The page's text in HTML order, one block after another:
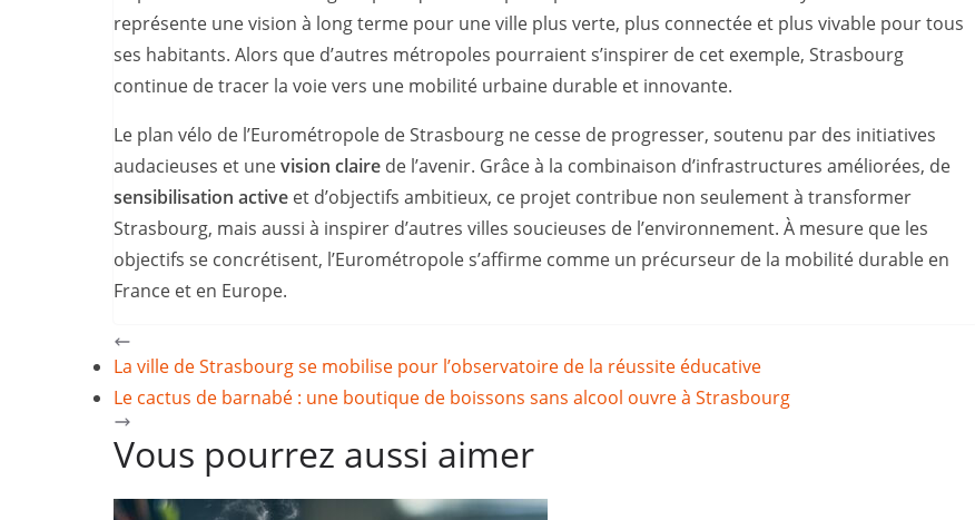
représente une vision à long terme pour une ville plus verte, plus connectée et plus vivable pour tous
ses habitants. Alors que d’autres métropoles pourraient s’inspirer de cet exemple, Strasbourg
continue de tracer la voie vers une mobilité urbaine durable et innovante.
Le plan vélo de l’Eurométropole de Strasbourg ne cesse de progresser, soutenu par des initiatives
audacieuses et unevision claire de l’avenir. Grâce à la combinaison d’infrastructures améliorées, de
sensibilisation active et d’objectifs ambitieux, ce projet contribue non seulement à transformer
Strasbourg, mais aussi à inspirer d’autres villes soucieuses de l’environnement. À mesure que les
objectifs se concrétisent, l’Eurométropole s’affirme comme un précurseur de la mobilité durable en
France et en Europe.
La ville de Strasbourg se mobilise pour l’observatoire de la réussite éducative
Le cactus de barnabé : une boutique de boissons sans alcool ouvre à Strasbourg
Vous pourrez aussi aimer